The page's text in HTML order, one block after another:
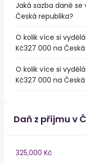
Jaká sazba daně
Česká republika?
O kolik více si
Kč327 000 na
O kolik více si
Kč327 000 na
Daň z příjmu v
325,000 Kč